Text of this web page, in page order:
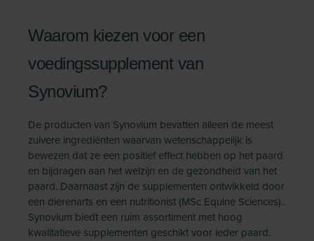
Waarom kiezen voor een
voedingssupplement van
Synovium?
De producten van Synovium bevatten alleen de meest
zuivere ingrediënten waarvan wetenschappelijk is
bewezen dat ze een positief effect hebben op het paard
en bijdragen aan het welzijn en de gezondheid van het
paard. Daarnaast zijn de supplementen ontwikkeld door
een dierenarts en een nutritionist (MSc Equine Sciences)..
Synovium biedt een ruim assortiment met hoog
kwalitatieve supplementen geschikt voor ieder paard.